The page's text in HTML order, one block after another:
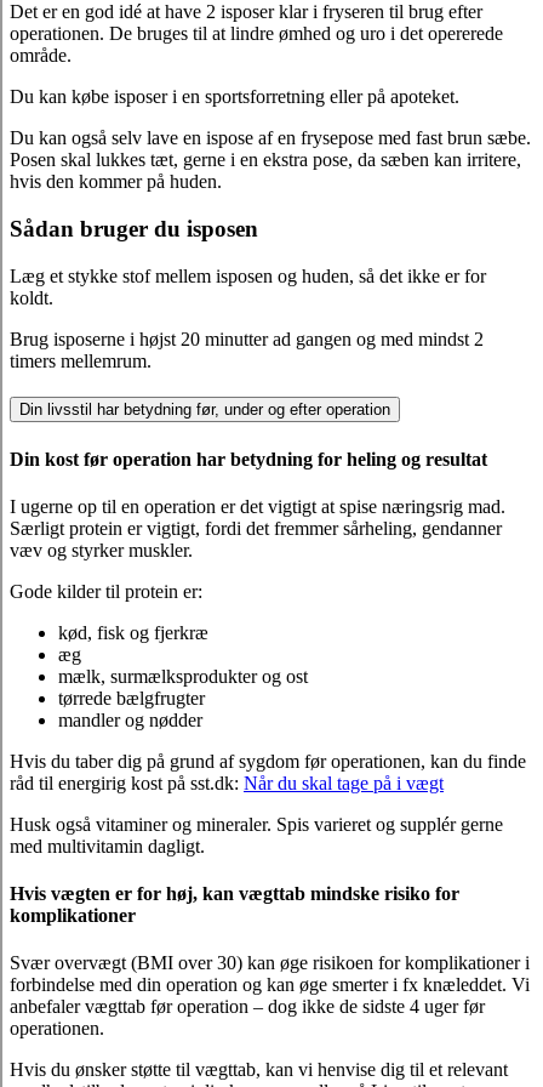
Det er en god idé at have 2 isposer klar i fryseren til brug efter
operationen. De bruges til at lindre ømhed og uro i det opererede
område.
Du kan købe isposer i en sportsforretning eller på apoteket.
Du kan også selv lave en ispose af en frysepose med fast brun sæbe.
Posen skal lukkes tæt, gerne i en ekstra pose, da sæben kan irritere,
hvis den kommer på huden.
Sådan bruger du isposen
Læg et stykke stof mellem isposen og huden, så det ikke er for
koldt.
Brug isposerne i højst 20 minutter ad gangen og med mindst 2
timers mellemrum.
Din livsstil har betydning før, under og efter operation
Din kost før operation har betydning for heling og resultat
I ugerne op til en operation er det vigtigt at spise næringsrig mad.
Særligt protein er vigtigt, fordi det fremmer sårheling, gendanner
væv og styrker muskler.
Gode kilder til protein er:
kød, fisk og fjerkræ
æg
mælk, surmælksprodukter og ost
tørrede bælgfrugter
mandler og nødder
Hvis du taber dig på grund af sygdom før operationen, kan du finde
råd til energirig kost på sst.dk: Når du skal tage på i vægt
Husk også vitaminer og mineraler. Spis varieret og supplér gerne
med multivitamin dagligt.
Hvis vægten er for høj, kan vægttab mindske risiko for
komplikationer
Svær overvægt (BMI over 30) kan øge risikoen for komplikationer i
forbindelse med din operation og kan øge smerter i fx knæleddet. Vi
anbefaler vægttab før operation – dog ikke de sidste 4 uger før
operationen.
Hvis du ønsker støtte til vægttab, kan vi henvise dig til et relevant